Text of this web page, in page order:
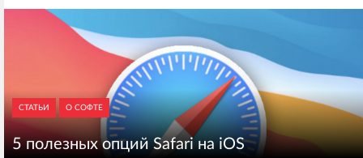
СТАТЬИ О СОФТЕ
5 полезных опций Safari на iOS